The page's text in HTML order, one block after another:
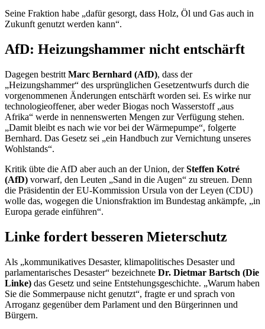
Seine Fraktion habe „dafür gesorgt, dass Holz, Öl und Gas auch in
Zukunft genutzt werden kann“.
AfD: Heizungshammer nicht entschärft
Dagegen bestritt Marc Bernhard (AfD), dass der
„Heizungshammer“ des ursprünglichen Gesetzentwurfs durch die
vorgenommenen Änderungen entschärft worden sei. Es wirke nur
technologieoffener, aber weder Biogas noch Wasserstoff „aus
Afrika“ werde in nennenswerten Mengen zur Verfügung stehen.
„Damit bleibt es nach wie vor bei der Wärmepumpe“, folgerte
Bernhard. Das Gesetz sei „ein Handbuch zur Vernichtung unseres
Wohlstands“.
Kritik übte die AfD aber auch an der Union, derSteffen Kotré
(AfD) vorwarf, den Leuten „Sand in die Augen“ zu streuen. Denn
die Präsidentin der EU-Kommission Ursula von der Leyen (CDU)
wolle das, wogegen die Unionsfraktion im Bundestag ankämpfe, „in
Europa gerade einführen“.
Linke fordert besseren Mieterschutz
Als „kommunikatives Desaster, klimapolitisches Desaster und
parlamentarisches Desaster“ bezeichnete Dr. Dietmar Bartsch (Die
Linke) das Gesetz und seine Entstehungsgeschichte. „Warum haben
Sie die Sommerpause nicht genutzt“, fragte er und sprach von
Arroganz gegenüber dem Parlament und den Bürgerinnen und
Bürgern.